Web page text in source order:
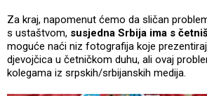
Za kraj, napomenut ćemo da sličan
s ustaštvom, susjedna Srbija ima s
moguće naći niz fotografija koje
djevojčica u četničkom duhu, ali ovaj
kolegama iz srpskih/srbijanskih medija.